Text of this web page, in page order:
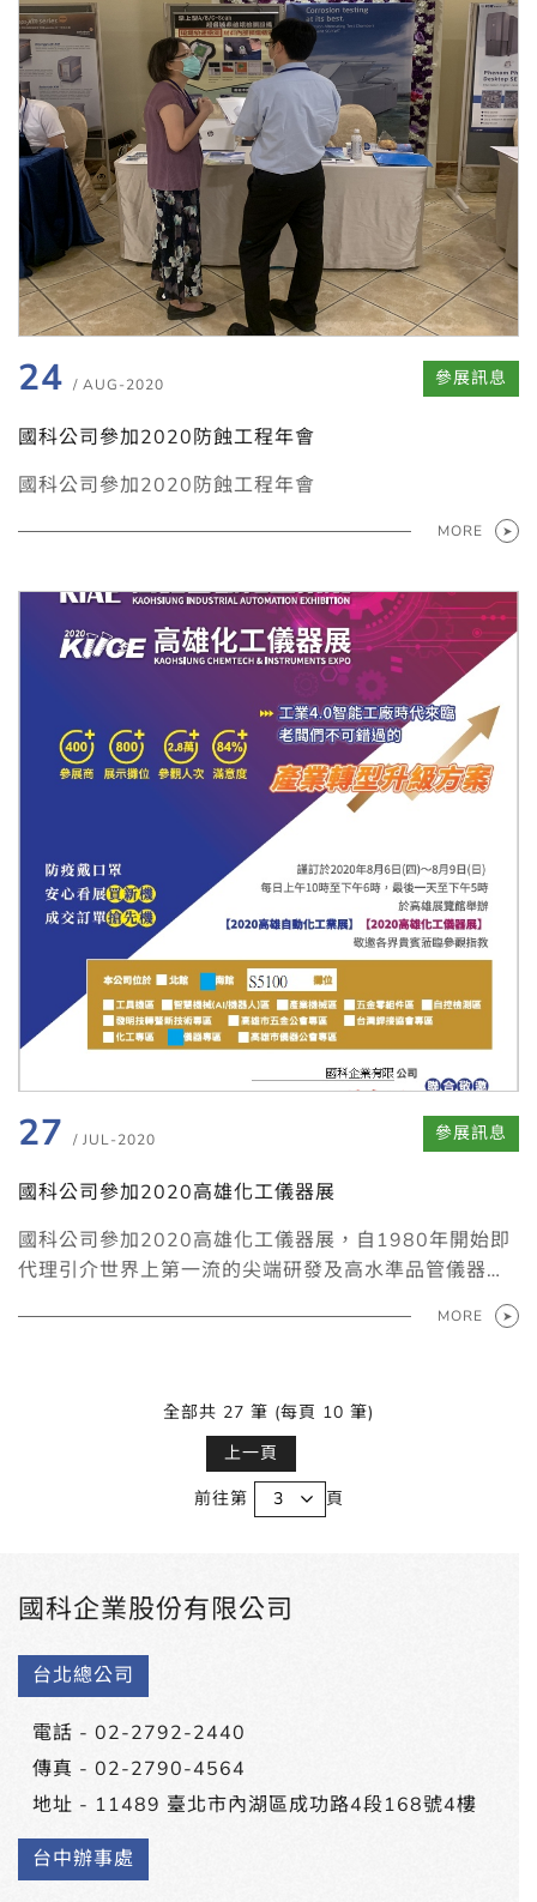
24 / AUG-2020 參展訊息
國科公司參加2020防蝕工程年會
國科公司參加2020防蝕工程年會
MORE
27 / JUL-2020 參展訊息
國科公司參加2020高雄化工儀器展
國科公司參加2020高雄化工儀器展，自1980年開始即
代理引介世界上第一流的尖端研發及高水準品管儀器設
備，幫助提升台灣的科技水準及產品品質，除了提供來
自國外一流的測試設備外，快速有效的維修與諮詢服務
MORE
全部共 27 筆 (每頁 10 筆)
上一頁
前往第
頁
國科企業股份有限公司
台北總公司
電話 - 02-2792-2440
傳真 - 02-2790-4564
地址 - 11489 臺北市內湖區成功路4段168號4樓
台中辦事處